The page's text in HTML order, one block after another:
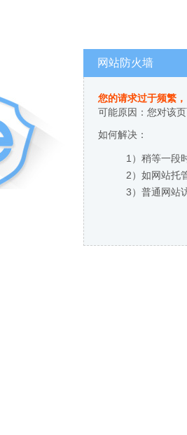
网站防火墙
您的请求过于频繁
可能原因：您对该
如何解决：
1）稍等一段
2）如网站托
3）普通网站